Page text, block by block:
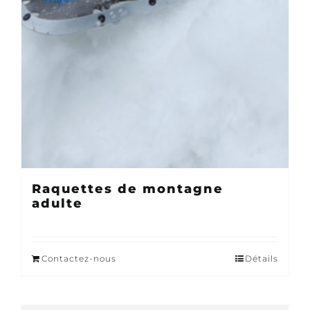
Raquettes de montagne
adulte
Contactez-nous Détails